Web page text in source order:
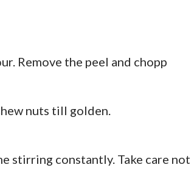
Remove the peel and chopp
nuts till golden.
stirring constantly. Take care not